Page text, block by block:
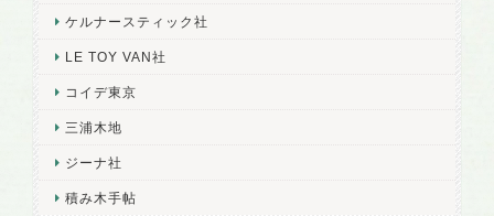
ケルナースティック社
LE TOY VAN社
コイデ東京
三浦木地
ジーナ社
積み木手帖